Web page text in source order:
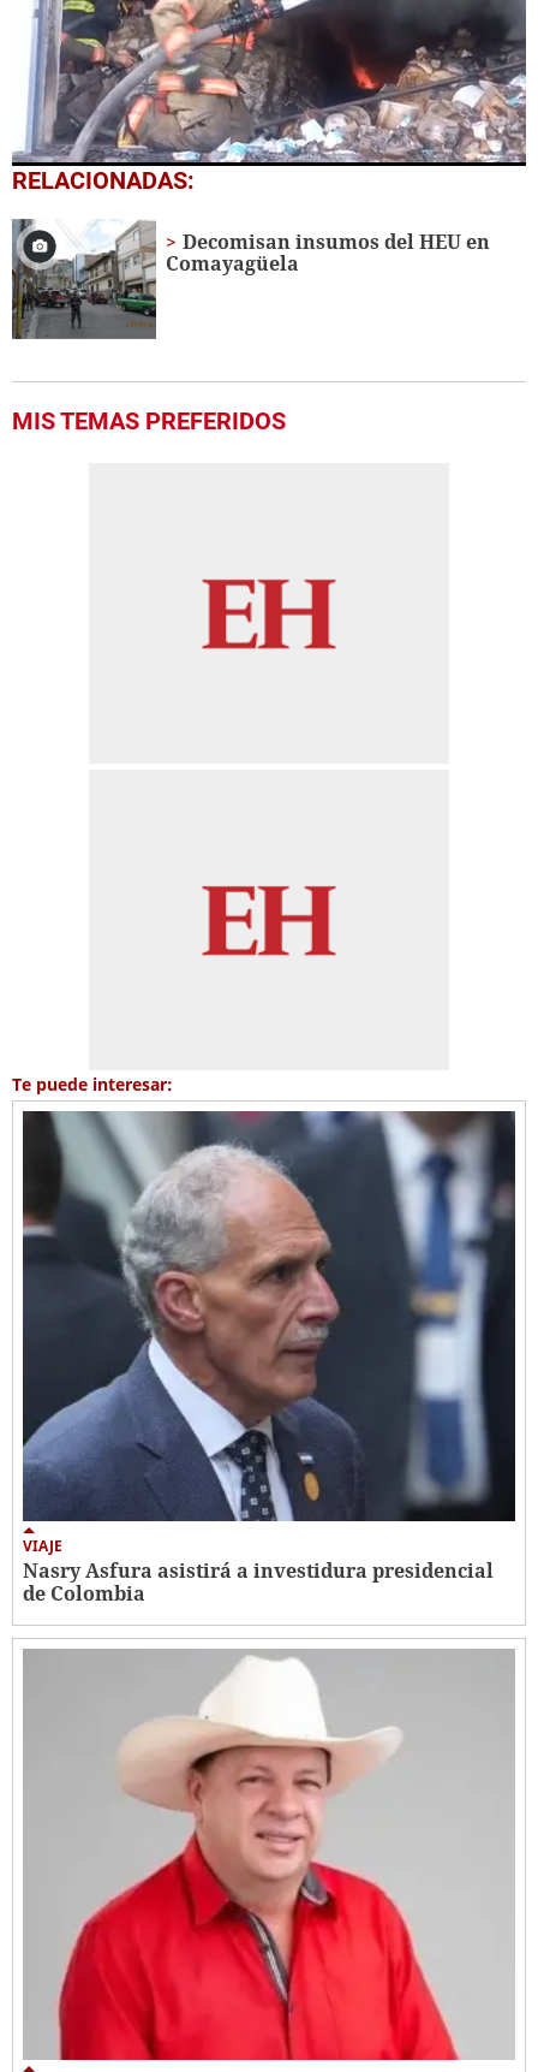
0
seconds
46
seconds
RELACIONADAS:
Decomisan insumos del HEU en
Comayagüela
MIS TEMAS PREFERIDOS
Te puede interesar:
VIAJE
Nasry Asfura asistirá a investidura presidencial
de Colombia